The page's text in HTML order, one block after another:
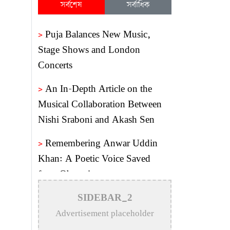
সর্বশেষ সর্বাধিক
> Puja Balances New Music,
Stage Shows and London
Concerts
> An In-Depth Article on the
Musical Collaboration Between
Nishi Sraboni and Akash Sen
> Remembering Anwar Uddin
Khan: A Poetic Voice Saved
from Obscurity
>
Remembering Mohammed
Rafi: The Immortal Voice of
SIDEBAR_2
Advertisement placeholder